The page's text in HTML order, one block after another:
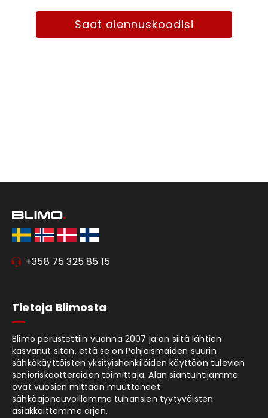
Saat alennuskoodisi
+358 75 325 85 15
Tietoja Blimosta
Blimo perustettiin vuonna 2007 ja on siitä lähtien
kasvanut siten, että se on Pohjoismaiden suurin
sähkökäyttöisten yksityishenkilöiden käyttöön tulevien
senioriskoottereiden toimittaja. Alan siantuntijamme
ovat vuosien mittaan muuttaneet
sähköajoneuvoillamme tuhansien tyytyväisten
asiakkaittemme arjen.